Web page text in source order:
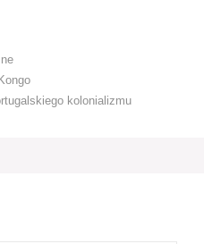
kolonializmu